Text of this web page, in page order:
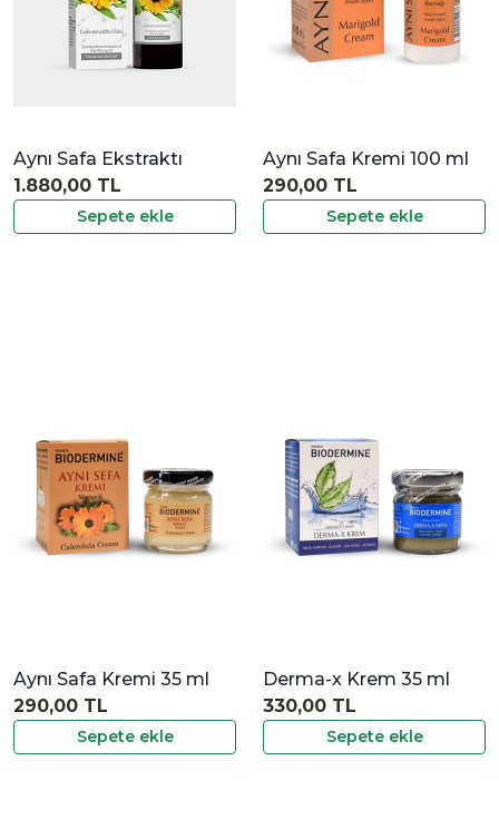
Aynı Safa Ekstraktı
Sepete ekle
1.880,00 TL
Aynı Safa Kremi 100 ml
Sepete ekle
290,00 TL
Aynı Safa Kremi 35 ml
Sepete ekle
290,00 TL
Derma-x Krem 35 ml
Sepete ekle
330,00 TL